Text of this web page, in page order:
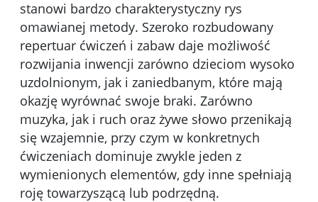
stanowi bardzo charakterystyczny rys
omawianej metody. Szeroko rozbudowany
repertuar ćwiczeń i zabaw daje możliwość
rozwijania inwencji zarówno dzieciom wysoko
uzdolnionym, jak i zaniedbanym, które mają
okazję wyrównać swoje braki. Zarówno
muzyka, jak i ruch oraz żywe słowo przenikają
się wzajemnie, przy czym w konkretnych
ćwiczeniach dominuje zwykle jeden z
wymienionych elementów, gdy inne spełniają
roję towarzyszącą lub podrzędną.